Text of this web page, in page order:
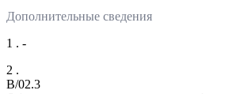
Дополнительные сведения
1 . -
2 .
B/02.3